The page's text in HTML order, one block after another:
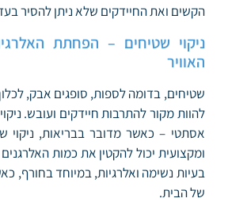
הקשים ואת החיידקים שלא ניתן להסיר
ניקוי שטיחים – הפחתת
האוויר
שטיחים, בדומה לספות, סופגים אבק,
להוות מקור להתרבות חיידקים ועובש.
אסתטי – כאשר מדובר בבריאות, ניקוי
ומקצועית יכול להקטין את כמות
בעיות נשימה ואלרגיות, במיוחד בחורף,
של הבית.